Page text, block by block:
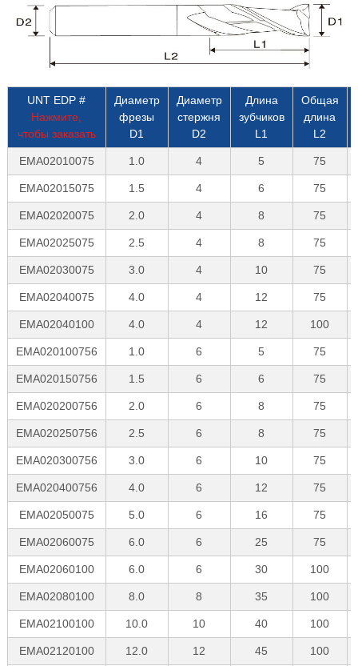
UNT EDP #
Нажмите,
чтобы заказать
Диаметр
фрезы
D1
Диаметр
стержня
D2
Длина
зубчиков
L1
Общая
длина
L2
EMA02010075 1.0 4 5 75
EMA02015075 1.5 4 6 75
EMA02020075 2.0 4 8 75
EMA02025075 2.5 4 8 75
EMA02030075 3.0 4 10 75
EMA02040075 4.0 4 12 75
EMA02040100 4.0 4 12 100
EMA020100756 1.0 6 5 75
EMA020150756 1.5 6 6 75
EMA020200756 2.0 6 8 75
EMA020250756 2.5 6 8 75
EMA020300756 3.0 6 10 75
EMA020400756 4.0 6 12 75
EMA02050075 5.0 6 16 75
EMA02060075 6.0 6 25 75
EMA02060100 6.0 6 30 100
EMA02080100 8.0 8 35 100
EMA02100100 10.0 10 40 100
EMA02120100 12.0 12 45 100